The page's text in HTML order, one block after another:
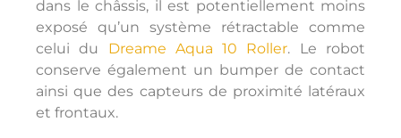
dans le châssis, il est potentiellement moins
exposé qu’un système rétractable comme
celui du Dreame Aqua 10 Roller. Le robot
conserve également un bumper de contact
ainsi que des capteurs de proximité latéraux
et frontaux.